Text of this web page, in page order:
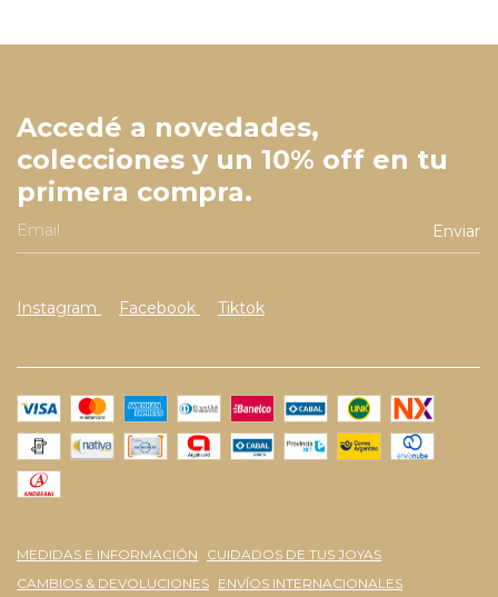
Accedé a novedades,
colecciones y un 10% off en tu
primera compra.
Instagram Facebook Tiktok
MEDIDAS E INFORMACIÓN
CUIDADOS DE TUS JOYAS
CAMBIOS & DEVOLUCIONES ENVÍOS INTERNACIONALES